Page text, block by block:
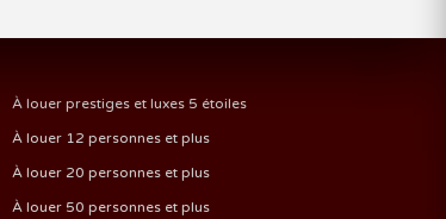
À louer prestiges et luxes 5 étoiles
À louer 12 personnes et plus
À louer 20 personnes et plus
À louer 50 personnes et plus